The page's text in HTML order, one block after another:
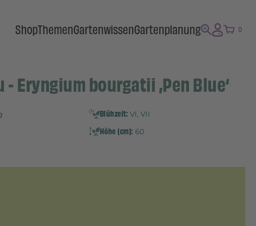
ShopThemenGartenwissenGartenplanung 0
Eryngium bourgatii ‚Pen Blue‘
Blühzeit: VI, VII
Höhe (cm): 60